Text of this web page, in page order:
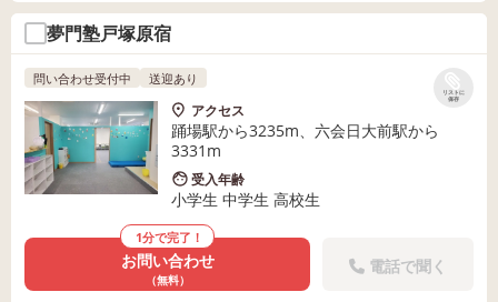
夢門塾戸塚原宿
リストに
保存
問い合わせ受付中 送迎あり
アクセス
踊場駅から3235m、六会日大前駅から
3331m
受入年齢
小学生 中学生 高校生
1分で完了！
お問い合わせ
（無料）
電話で聞く